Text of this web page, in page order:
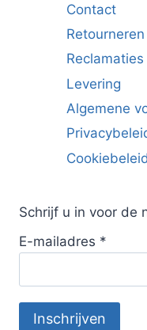
Contact
Retourneren
Reclamaties
Levering
Algemene
Schrijf u in voor de
E-mailadres *